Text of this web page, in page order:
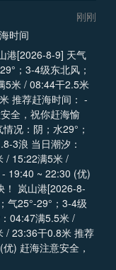
刚刚
时间
港[2026-8-9] 天气
；3-4级东北风；
5米 / 08:44干2.5米
推荐赶海时间： -
全，祝你赶海愉
3浪 当日潮汐：
/ 15:22满5米 /
19:40 ~ 22:30 (优)
8-
气25°-29°；3-4级
04:47满5.5米 /
/ 23:36干0.8米 推荐
) 赶海注意安全，